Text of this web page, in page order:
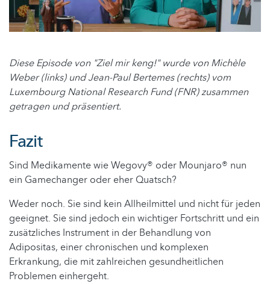
Diese Episode von "Ziel mir keng!" wurde von Michèle
Weber (links) und Jean-Paul Bertemes (rechts) vom
Luxembourg National Research Fund (FNR) zusammen
getragen und präsentiert.
Fazit
Sind Medikamente wie Wegovy® oder Mounjaro® nun
ein Gamechanger oder eher Quatsch?
Weder noch. Sie sind kein Allheilmittel und nicht für jeden
geeignet. Sie sind jedoch ein wichtiger Fortschritt und ein
zusätzliches Instrument in der Behandlung von
Adipositas, einer chronischen und komplexen
Erkrankung, die mit zahlreichen gesundheitlichen
Problemen einhergeht.